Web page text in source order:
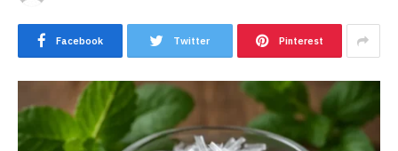
Facebook Twitter Pinterest